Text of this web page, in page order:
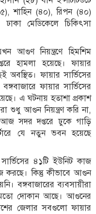
শাহিন (৪০), রিপন (৪০)
মেডিকেলে চিকিৎসা
আগুণ নিয়ন্ত্রণে হিমশিম
হামলা হয়েছে। ফায়ার
অবস্থিত। ফায়ার সার্ভিসের
ফায়ার সার্ভিসের
এ ঘটনায় হতাশা প্রকাশ
শুধু আগুন নিয়ন্ত্রণ করি না,
সদর দপ্তরে ঢুকে গাড়ি
যে নতুন ভবন হয়েছে
৪১টি ইউনিট কাজ
করছে। কিন্তু কীভাবে আগুন
বঙ্গবাজারের ব্যবসায়ীরা
মতো দোকান আছে। আগুনের
জেলার সবগুলো ফায়ার